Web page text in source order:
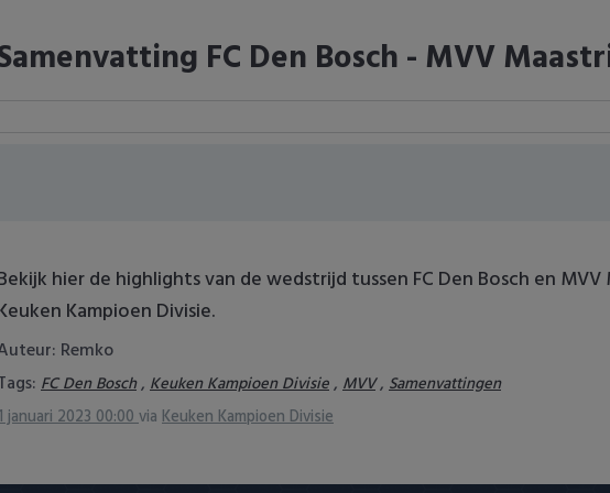
FC Den Bosch - MVV
hier de highlights van de wedstrijd tussen FC Den Bosch en
Kampioen Divisie.
Remko
FC Den Bosch, Keuken Kampioen Divisie, MVV, Samenvattingen
januari 2023 00:00via Keuken Kampioen Divisie